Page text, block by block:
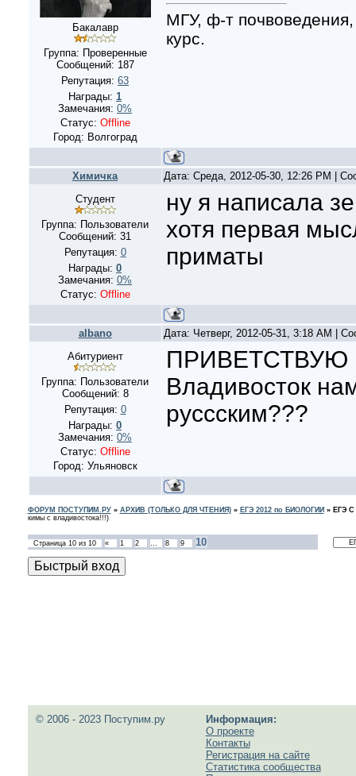
Бакалавр
Группа: Проверенные
Сообщений: 187
Репутация: 63
Награды: 1
Замечания: 0%
Статус: Offline
Город: Волгоград
МГУ, ф-т
курс.
Xимичка
Дата: Среда, 2012-05-30, 12:26 PM |
Студент
Группа: Пользователи
Сообщений: 31
Репутация: 0
Награды: 0
Замечания: 0%
Статус: Offline
ну я написала
хотя первая
приматы
albano
Дата: Четверг, 2012-05-31, 3:18 AM |
Абитуриент
Группа: Пользователи
Сообщений: 8
Репутация: 0
Награды: 0
Замечания: 0%
Статус: Offline
Город: Ульяновск
ПРИВЕТСТВУЮ
Владивосток
руссским???
ФОРУМ ПОСТУПИМ.РУ» АРХИВ (ТОЛЬКО ДЛЯ ЧТЕНИЯ)» ЕГЭ 2012 по БИОЛОГИИ » ЕГЭ
кимы с владивостока!!!)
Страница 10из 10 « 1 2 … 8 9 10
© 2006 - 2023 Поступим.ру
Информация:
О проекте
Контакты
Регистрация на сайте
Статистика сообщества